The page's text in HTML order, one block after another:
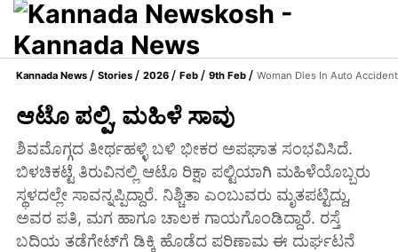
Kannada News Stories 2026 Feb 9th Feb Woman Dies In Auto
ಆಟೊ ಪಲ್ಪಿ, ಮಹಿಳೆ ಸಾವು
ಶಿವಮೊಗ್ಗದ ತೀರ್ಥಹಳ್ಳಿ ಬಳಿ ಭೀಕರ ಅಪಘಾತ ಸಂಭವಿಸಿದೆ.
ಬಿಳಚಿಕಟ್ಟೆ ತಿರುವಿನಲ್ಲಿ ಆಟೊ ರಿಕ್ಷಾ ಪಲ್ಟಿಯಾಗಿ ಮಹಿಳೆಯೊಬ್ಬರು
ಸ್ಥಳದಲ್ಲೇ ಸಾವನ್ನಪ್ಪಿದ್ದಾರೆ. ನಿಶ್ಚಿತಾ ಎಂಬುವರು ಮೃತಪಟ್ಟಿದ್ದು,
ಅವರ ಪತಿ, ಮಗ ಹಾಗೂ ಚಾಲಕ ಗಾಯಗೊಂಡಿದ್ದಾರೆ. ರಸ್ತೆ
ಬದಿಯ ತಡೆಗೇಟ್‌ಗೆ ಡಿಕ್ಕಿ ಹೊಡೆದ ಪರಿಣಾಮ ಈ ದುರ್ಘಟನೆ